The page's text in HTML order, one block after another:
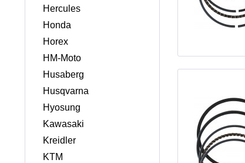
Hercules
Honda
Horex
HM-Moto
Husaberg
Husqvarna
Hyosung
Kawasaki
Kreidler
KTM